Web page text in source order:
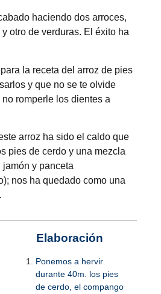
haciendo dos arroces,
otro de verduras. El éxito ha
la receta del arroz de pies
y que no se te olvide
romperle los dientes a
arroz ha sido el caldo que
pies de cerdo y una mezcla
y panceta
nos ha quedado como una
Elaboración
Ponemos a hervir
durante 40m. los pies
de cerdo, el compango